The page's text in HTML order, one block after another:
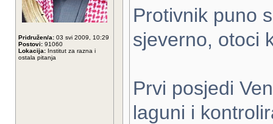
Pridružen/a: 03 svi 2009, 10:29
Postovi: 91060
Lokacija: Institut za razna i
ostala pitanja
Protivnik puno
sjeverno, otoci
Prvi posjedi
laguni i